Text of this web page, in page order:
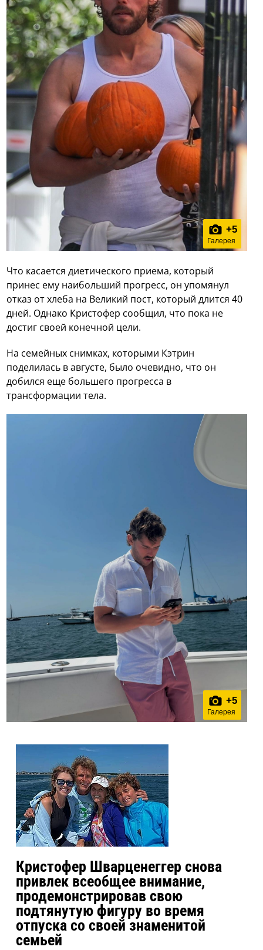
+5
Галерея
Что касается диетического приема, который
принес ему наибольший прогресс, он упомянул
отказ от хлеба на Великий пост, который длится 40
дней. Однако Кристофер сообщил, что пока не
достиг своей конечной цели.
На семейных снимках, которыми Кэтрин
поделилась в августе, было очевидно, что он
добился еще большего прогресса в
трансформации тела.
+5
Галерея
Кристофер Шварценеггер снова
привлек всеобщее внимание,
продемонстрировав свою
подтянутую фигуру во время
отпуска со своей знаменитой
семьей